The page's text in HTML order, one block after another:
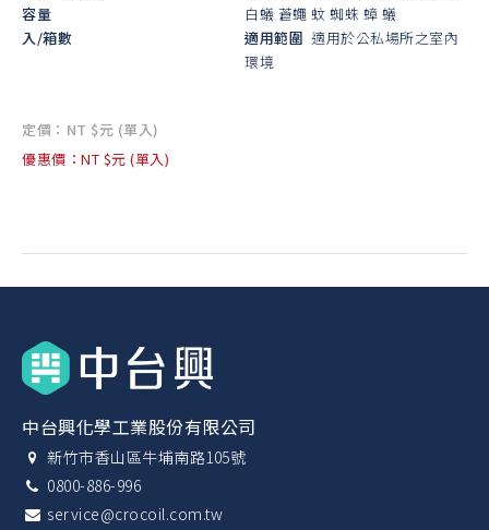
容量
入/箱數
白蟻 蒼蠅 蚊 蜘蛛 蟑 蟻
適用範圍 適用於公私場所之室內
環境
定價：NT $元 (單入)
優惠價：NT $元 (單入)
中台興化學工業股份有限公司
新竹市香山區牛埔南路105號
0800-886-996
service@crocoil.com.tw